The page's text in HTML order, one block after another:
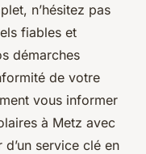
n’hésitez pas
fiables et
démarches
de votre
vous informer
à Metz avec
service clé en